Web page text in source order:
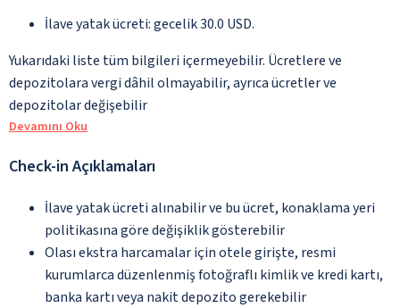
İlave yatak ücreti: gecelik 30.0 USD.
Yukarıdaki liste tüm bilgileri içermeyebilir. Ücretlere ve
depozitolara vergi dâhil olmayabilir, ayrıca ücretler ve
depozitolar değişebilir
Devamını Oku
Check-in Açıklamaları
İlave yatak ücreti alınabilir ve bu ücret, konaklama yeri
politikasına göre değişiklik gösterebilir
Olası ekstra harcamalar için otele girişte, resmi
kurumlarca düzenlenmiş fotoğraflı kimlik ve kredi kartı,
banka kartı veya nakit depozito gerekebilir